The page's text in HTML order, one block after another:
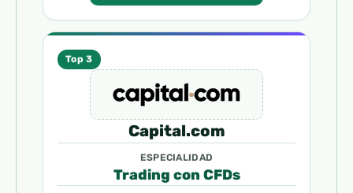
Top 3
Capital.com
ESPECIALIDAD
Trading con CFDs